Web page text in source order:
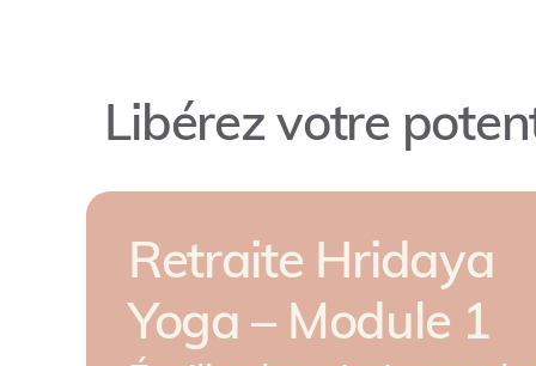
Libérez votre
Retraite Hridaya
Yoga – Module 1